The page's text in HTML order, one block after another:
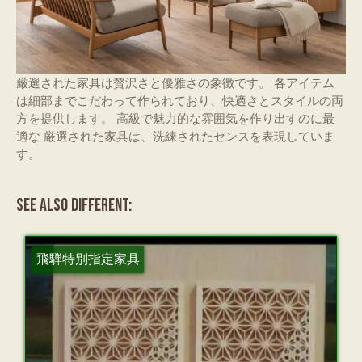
厳選された家具は贅沢さと優雅さの象徴です。 各アイテム
は細部までこだわって作られており、快適さとスタイルの両
方を提供します。 高級で魅力的な雰囲気を作り出すのに最
適な 厳選された家具は、洗練されたセンスを表現していま
す。
SEE ALSO DIFFERENT:
飛騨特別指定家具